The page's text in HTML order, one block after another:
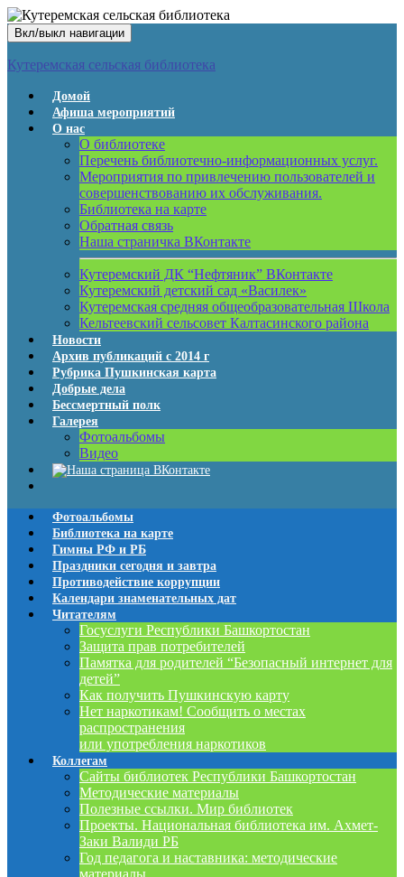
Вкл/выкл навигации
Кутеремская сельская библиотека
Домой
Афиша мероприятий
О нас
О библиотеке
Перечень библиотечно-информационных услуг.
Мероприятия по привлечению пользователей и
совершенствованию их обслуживания.
Библиотека на карте
Обратная связь
Наша страничка ВКонтакте
Кутеремский ДК “Нефтяник” ВКонтакте
Кутеремский детский сад «Василек»
Кутеремская средняя общеобразовательная Школа
Кельтеевский сельсовет Калтасинского района
Новости
Архив публикаций с 2014 г
Рубрика Пушкинская карта
Добрые дела
Бессмертный полк
Галерея
Фотоальбомы
Видео
Фотоальбомы
Библиотека на карте
Гимны РФ и РБ
Праздники сегодня и завтра
Противодействие коррупции
Календари знаменательных дат
Читателям
Госуслуги Республики Башкортостан
Защита прав потребителей
Памятка для родителей “Безопасный интернет для
детей”
Как получить Пушкинскую карту
Нет наркотикам! Сообщить о местах
распространения
или употребления наркотиков
Коллегам
Сайты библиотек Республики Башкортостан
Методические материалы
Полезные ссылки. Мир библиотек
Проекты. Национальная библиотека им. Ахмет-
Заки Валиди РБ
Год педагога и наставника: методические
материалы